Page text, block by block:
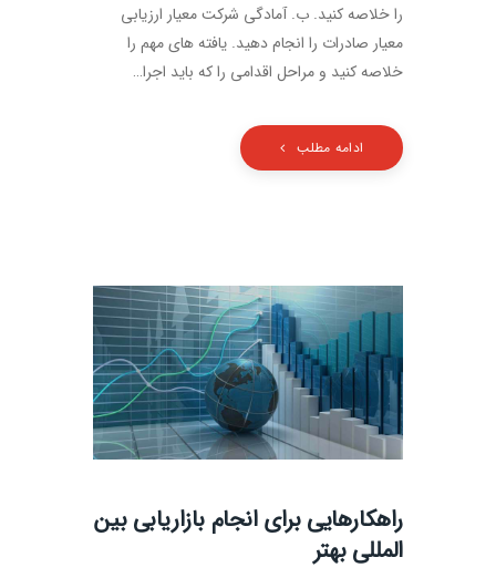
را خلاصه کنید. ب. آمادگی شرکت معیار ارزیابی
معیار صادرات را انجام دهید. یافته های مهم را
خلاصه کنید و مراحل اقدامی را که باید اجرا…
ادامه مطلب
راهکارهایی برای انجام بازاریابی بین
المللی بهتر